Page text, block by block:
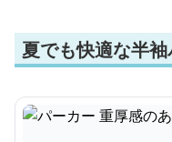
夏でも快適な半